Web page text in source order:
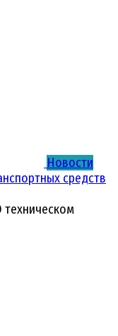
Новости
средств